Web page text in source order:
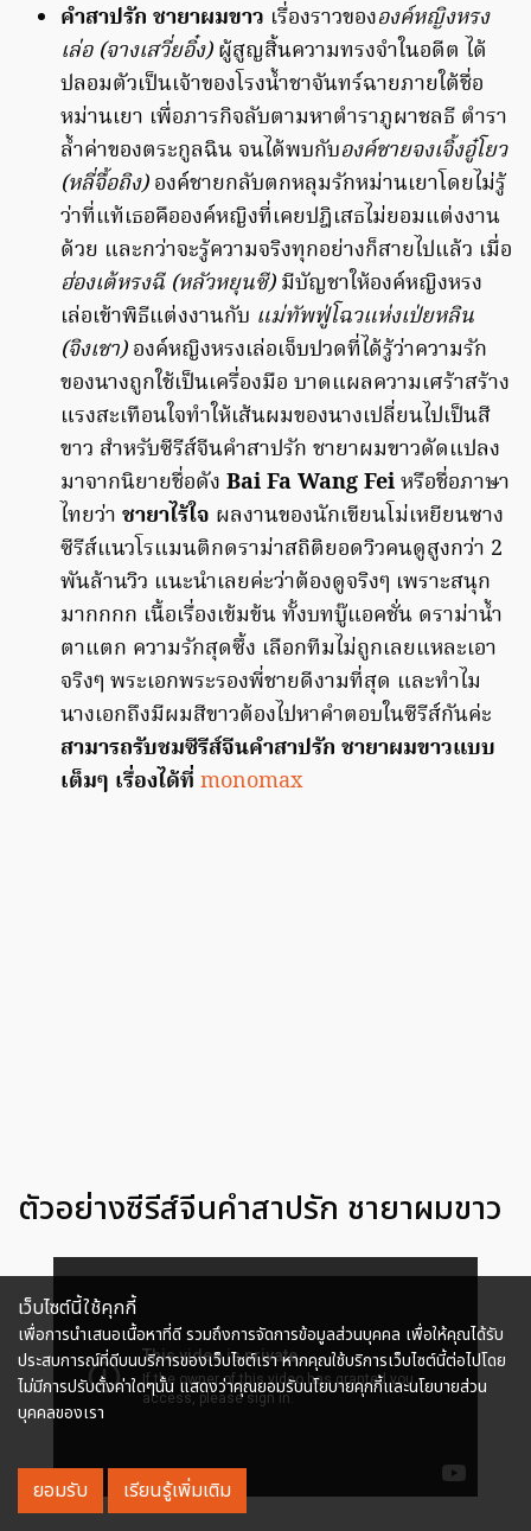
คำสาปรัก ชายาผมขาว เรื่องราวขององค์หญิงหรง
เล่อ (จางเสวี่ยอิ๋ง)ผู้สูญสิ้นความทรงจำในอดีต ได้
ปลอมตัวเป็นเจ้าของโรงน้ำชาจันทร์ฉายภายใต้ชื่อ
หม่านเยา เพื่อภารกิจลับตามหาตำราภูผาชลธี ตำรา
ล้ำค่าของตระกูลฉิน จนได้พบกับองค์ชายจงเจิ้งอู๋โยว
(หลี่จื้อถิง)องค์ชายกลับตกหลุมรักหม่านเยาโดยไม่รู้
ว่าที่แท้เธอคือองค์หญิงที่เคยปฎิเสธไม่ยอมแต่งงาน
ด้วย และกว่าจะรู้ความจริงทุกอย่างก็สายไปแล้ว เมื่อ
ฮ่องเต้หรงฉี (หลัวหยุนซี)มีบัญชาให้องค์หญิงหรง
เล่อเข้าพิธีแต่งงานกับ แม่ทัพฟู่โฉวแห่งเป่ยหลิน
(จิงเชา)องค์หญิงหรงเล่อเจ็บปวดที่ได้รู้ว่าความรัก
ของนางถูกใช้เป็นเครื่องมือ บาดแผลความเศร้าสร้าง
แรงสะเทือนใจทำให้เส้นผมของนางเปลี่ยนไปเป็นสี
ขาว สำหรับซีรีส์จีนคำสาปรัก ชายาผมขาวดัดแปลง
มาจากนิยายชื่อดัง Bai Fa Wang Feiหรือชื่อภาษา
ไทยว่า ชายาไร้ใจ ผลงานของนักเขียนโม่เหยียนซาง
ซีรีส์แนวโรแมนติกดราม่าสถิติยอดวิวคนดูสูงกว่า 2
พันล้านวิว แนะนำเลยค่ะว่าต้องดูจริงๆ เพราะสนุก
มากกกก เนื้อเรื่องเข้มข้น ทั้งบทบู๊แอคชั่น ดราม่าน้ำ
ตาแตก ความรักสุดซึ้ง เลือกทีมไม่ถูกเลยแหละเอา
จริงๆ พระเอกพระรองพี่ชายดีงามที่สุด และทำไม
นางเอกถึงมีผมสีขาวต้องไปหาคำตอบในซีรีส์กันค่ะ
สามารถรับชมซีรีส์จีนคำสาปรัก ชายาผมขาวแบบ
เต็มๆ เรื่องได้ที่ monomax
ตัวอย่างซีรีส์จีนคำสาปรัก ชายาผมขาว
เว็บไซต์นี้ใช้คุกกี้
เพื่อการนำเสนอเนื้อหาที่ดี รวมถึงการจัดการข้อมูลส่วนบุคคล เพื่อให้คุณได้รับ
ประสบการณ์ที่ดีบนบริการของเว็บไซต์เรา หากคุณใช้บริการเว็บไซต์นี้ต่อไปโดย
ไม่มีการปรับตั้งค่าใดๆนั้น แสดงว่าคุณยอมรับนโยบายคุกกี้และนโยบายส่วน
บุคคลของเรา
ยอมรับ เรียนรู้เพิ่มเติม